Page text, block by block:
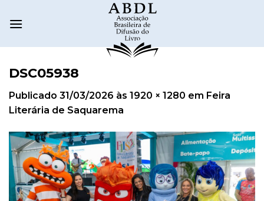
DSC05938
Publicado 31/03/2026 às 1920 × 1280 em Feira
Literária de Saquarema